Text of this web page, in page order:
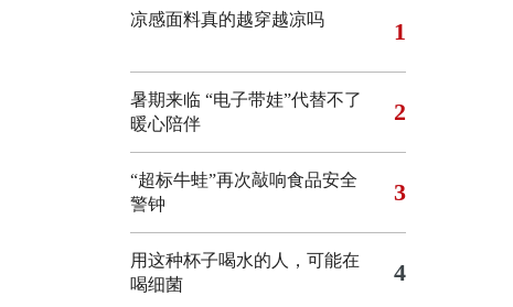
凉感面料真的越穿越凉吗 1
暑期来临 “电子带娃”代替不了
暖心陪伴
2
“超标牛蛙”再次敲响食品安全
警钟
3
用这种杯子喝水的人，可能在
喝细菌
4